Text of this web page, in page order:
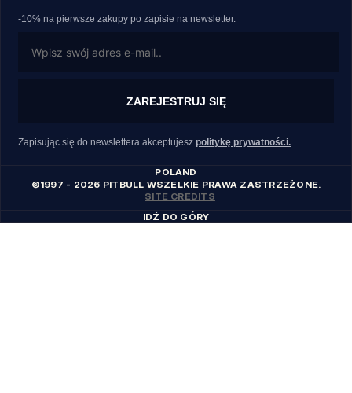
-10% na pierwsze zakupy po zapisie na newsletter.
ZAREJESTRUJ SIĘ
Zapisując się do newslettera akceptujesz politykę prywatności.
POLAND
©1997 - 2026 PITBULL WSZELKIE PRAWA ZASTRZEŻONE.
SITE CREDITS
IDŹ DO GÓRY